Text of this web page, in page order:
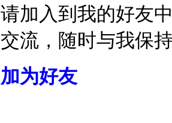
请加入到我的好友
交流，随时与我保
加为好友